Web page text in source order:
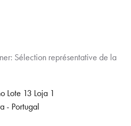
Sélection représentative de la
Lote 13 Loja 1
- Portugal